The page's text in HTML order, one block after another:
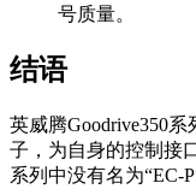
号质量。
结语
英威腾Goodrive350
子，为自身的控制接
系列中没有名为“EC-